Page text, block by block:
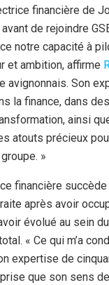
financière de
de rejoindre
notre capacité à
et ambition, affirme
avignonnais. Son
la finance, dans
ainsi
atouts précieux
»
financière succède
après avoir
évolué au sein
« Ce qui m’a
expertise de
que son sens